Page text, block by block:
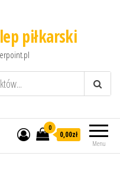
piłkarski
Menu
0
0,00zł